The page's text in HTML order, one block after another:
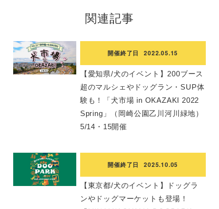
関連記事
開催終了日 2022.05.15
【愛知県/犬のイベント】200ブース
超のマルシェやドッグラン・SUP体
験も！「犬市場 in OKAZAKI 2022
Spring」（岡崎公園乙川河川緑地）
5/14・15開催
開催終了日 2025.10.05
【東京都/犬のイベント】ドッグラ
ンやドッグマーケットも登場！